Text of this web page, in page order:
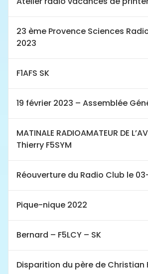
23 ème Provence Sciences
2023
F1AFS SK
19 février 2023 – Assemblée
MATINALE RADIOAMATEUR DE
Thierry F5SYM
Réouverture du Radio Club le
Pique-nique 2022
Bernard – F5LCY – SK
Disparition du père de Christian